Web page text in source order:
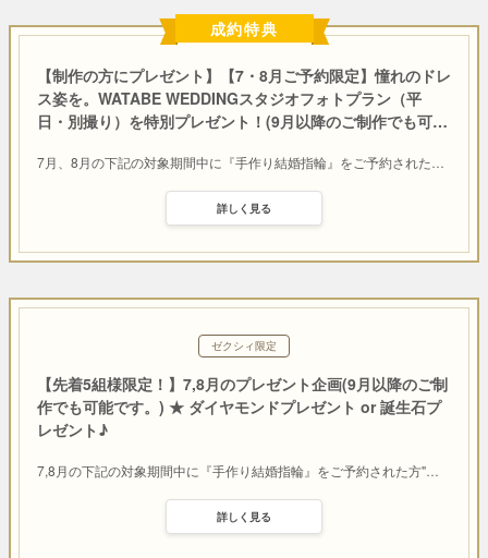
成約特典
【制作の方にプレゼント】【7・8月ご予約限定】憧れのドレ
ス姿を。WATABE WEDDINGスタジオフォトプラン（平
日・別撮り）を特別プレゼント！(9月以降のご制作でも可…
7月、8月の下記の対象期間中に『手作り結婚指輪』をご予約された…
詳しく見る
ゼクシィ限定
【先着5組様限定！】7,8月のプレゼント企画(9月以降のご制
作でも可能です。) ★ ダイヤモンドプレゼント or 誕生石プ
レゼント♪
7,8月の下記の対象期間中に『手作り結婚指輪』をご予約された方"…
詳しく見る